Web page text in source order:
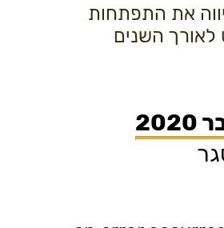
את התפתחות
לאורך השנים